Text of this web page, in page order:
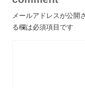
メールアドレスが公開
る欄は必須項目です